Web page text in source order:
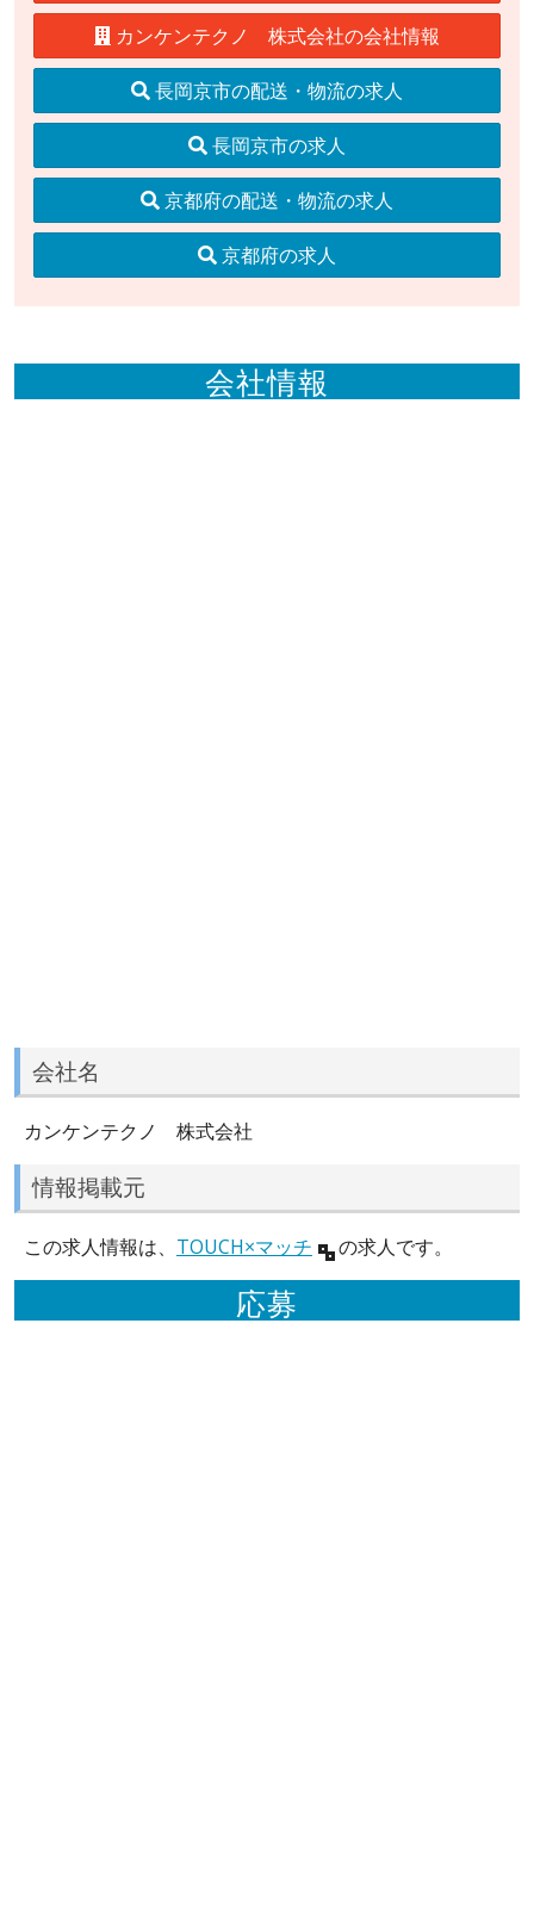
カンケンテクノ 株式会社の会社情報
長岡京市の配送・物流の求人
長岡京市の求人
京都府の配送・物流の求人
京都府の求人
会社情報
会社名
カンケンテクノ 株式会社
情報掲載元
この求人情報は、 TOUCH×マッチ の求人です。
応募